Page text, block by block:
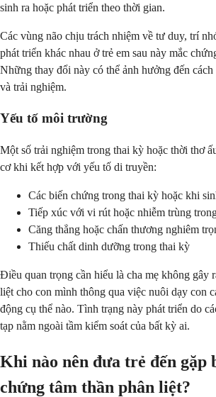
sinh ra hoặc phát triển theo thời gian.
Các vùng não chịu trách nhiệm về tư duy, trí
phát triển khác nhau ở trẻ em sau này mắc
Những thay đổi này có thể ảnh hưởng đến
và trải nghiệm.
Yếu tố môi trường
Một số trải nghiệm trong thai kỳ hoặc thời thơ
cơ khi kết hợp với yếu tố di truyền:
Các biến chứng trong thai kỳ hoặc khi
Tiếp xúc với vi rút hoặc nhiễm trùng
Căng thẳng hoặc chấn thương nghiêm
Thiếu chất dinh dưỡng trong thai kỳ
Điều quan trọng cần hiểu là cha mẹ không gây
liệt cho con mình thông qua việc nuôi dạy con
động cụ thể nào. Tình trạng này phát triển do
tạp nằm ngoài tầm kiểm soát của bất kỳ ai.
Khi nào nên đưa trẻ đến gặp
chứng tâm thần phân liệt?